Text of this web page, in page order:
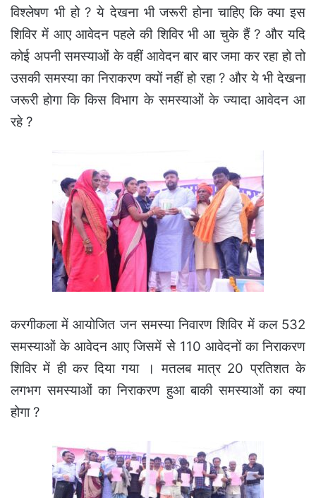
विश्लेषण भी हो ? ये देखना भी जरूरी होना चाहिए कि क्या इस
शिविर में आए आवेदन पहले की शिविर भी आ चुके हैं ? और यदि
कोई अपनी समस्याओं के वहीं आवेदन बार बार जमा कर रहा हो तो
उसकी समस्या का निराकरण क्यों नहीं हो रहा ? और ये भी देखना
जरूरी होगा कि किस विभाग के समस्याओं के ज्यादा आवेदन आ
रहे ?
करगीकला में आयोजित जन समस्या निवारण शिविर में कल 532
समस्याओं के आवेदन आए जिसमें सेे 110 आवेदनों का निराकरण
शिविर में ही कर दिया गया । मतलब मात्र 20 प्रतिशत के
लगभग समस्याओं का निराकरण हुआ बाकी समस्याओं का क्या
होगा ?